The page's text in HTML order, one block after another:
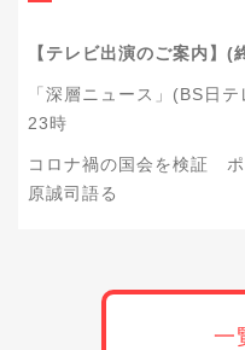
【テレビ出演のご案内】(
「深層ニュース」(BS
23時
コロナ禍の国会を検証
原誠司語る
一